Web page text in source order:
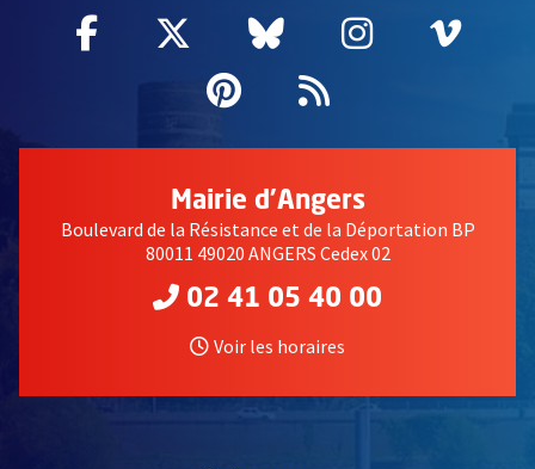
Facebook
, Ouvre une nouvelle fenêtre
Twitter
, Ouvre une nouvelle
Bluesky
, Ouvre une
Instagram
, Ouvre
,
Pinterest
, Ouvre une
Flux RSS
Mairie d'Angers
Boulevard de la Résistance et de la Déportation BP
80011 49020 ANGERS Cedex 02
02 41 05 40 00
Voir les horaires